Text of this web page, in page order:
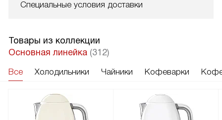
Специальные условия доставки
Товары из коллекции
Основная линейка (312)
Все Холодильники Чайники Кофеварки